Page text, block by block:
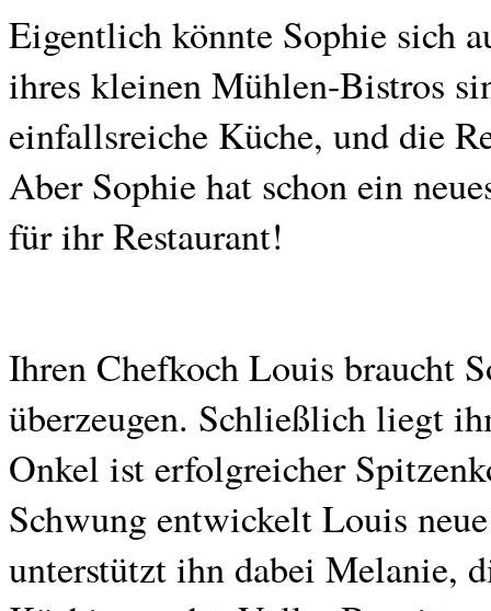
Eigentlich könnte Sophie sich
ihres kleinen Mühlen-Bistros
einfallsreiche Küche, und die
Aber Sophie hat schon ein
für ihr Restaurant!
Ihren Chefkoch Louis braucht
überzeugen. Schließlich liegt
Onkel ist erfolgreicher
Schwung entwickelt Louis
unterstützt ihn dabei Melanie,